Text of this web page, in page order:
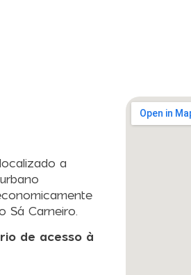
a
Sá Carneiro.
de acesso à